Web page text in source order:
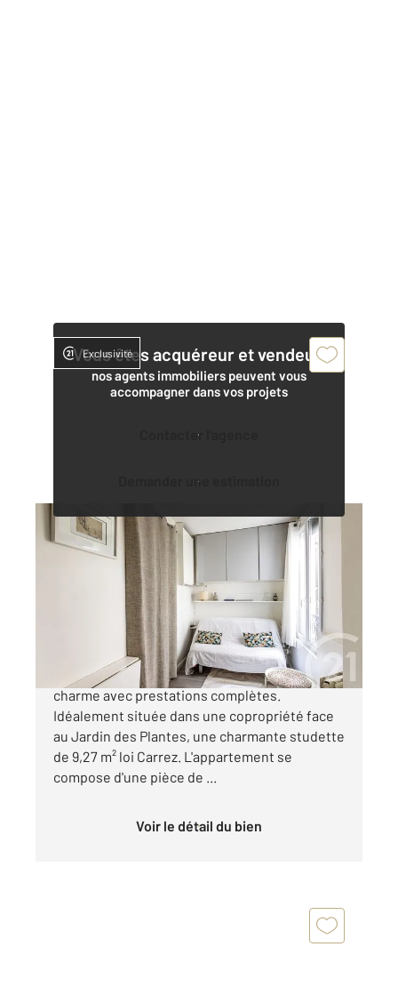
Vous êtes acquéreur et vendeur,
nos agents immobiliers peuvent vous
accompagner dans vos projets
Contacter l'agence
Demander une estimation
Exclusivité
PARIS 75005
9,27 m2, 1 pièce
Ref : 31733
Appartement Studette à vendre
142 000 €
À deux pas du Jardin des Plantes Studette de
charme avec prestations complètes.
Idéalement située dans une copropriété face
au Jardin des Plantes, une charmante studette
de 9,27 m² loi Carrez. L'appartement se
compose d'une pièce de ...
Voir le détail du bien